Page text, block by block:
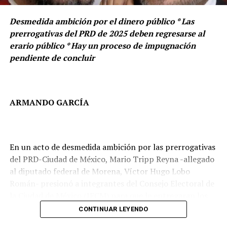
“La política debe traducirse en resultados, propuestas y
LEGISLADORAS SE DEFIENDEN
Nayeli Salvatori asegura que el video fue sacado de
Desmedida ambición por el dinero público * Las
prerrogativas del PRD de 2025 deben regresarse al
erario público * Hay un proceso de impugnación
pendiente de concluir
ARMANDO GARCÍA
En un acto de desmedida ambición por las prerrogativas
del PRD-Ciudad de México, Mario Tripp Reyna -allegado
al diputado federal de Morena, Víctor Hugo Lobo
recursos del partido.CONTINUAR LEYENDO